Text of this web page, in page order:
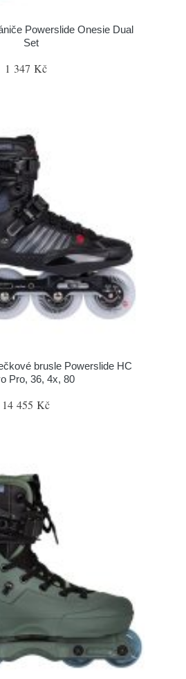
Powerslide Onesie Dual
Set
1 347 Kč
brusle Powerslide HC
Pro, 36, 4x, 80
14 455 Kč